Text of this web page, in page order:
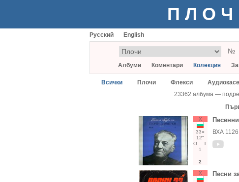
Русский English
№
Албуми Коментари Колекция
Всички Плочи Флекси
23362 албума —
Х
33○
12"
О
Т
1
2
ВХА 1126
Х Песни